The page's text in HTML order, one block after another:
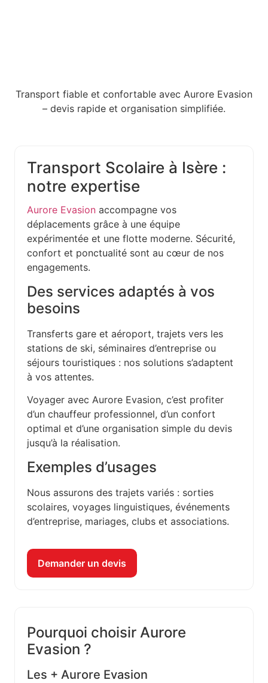
Transport fiable et confortable avec Aurore Evasion
– devis rapide et organisation simplifiée.
Transport Scolaire à Isère :
notre expertise
Aurore Evasion accompagne vos
déplacements grâce à une équipe
expérimentée et une flotte moderne. Sécurité,
confort et ponctualité sont au cœur de nos
engagements.
Des services adaptés à vos
besoins
Transferts gare et aéroport, trajets vers les
stations de ski, séminaires d’entreprise ou
séjours touristiques : nos solutions s’adaptent
à vos attentes.
Voyager avec Aurore Evasion, c’est profiter
d’un chauffeur professionnel, d’un confort
optimal et d’une organisation simple du devis
jusqu’à la réalisation.
Exemples d’usages
Nous assurons des trajets variés : sorties
scolaires, voyages linguistiques, événements
d’entreprise, mariages, clubs et associations.
Demander un devis
Pourquoi choisir Aurore
Evasion ?
Les + Aurore Evasion